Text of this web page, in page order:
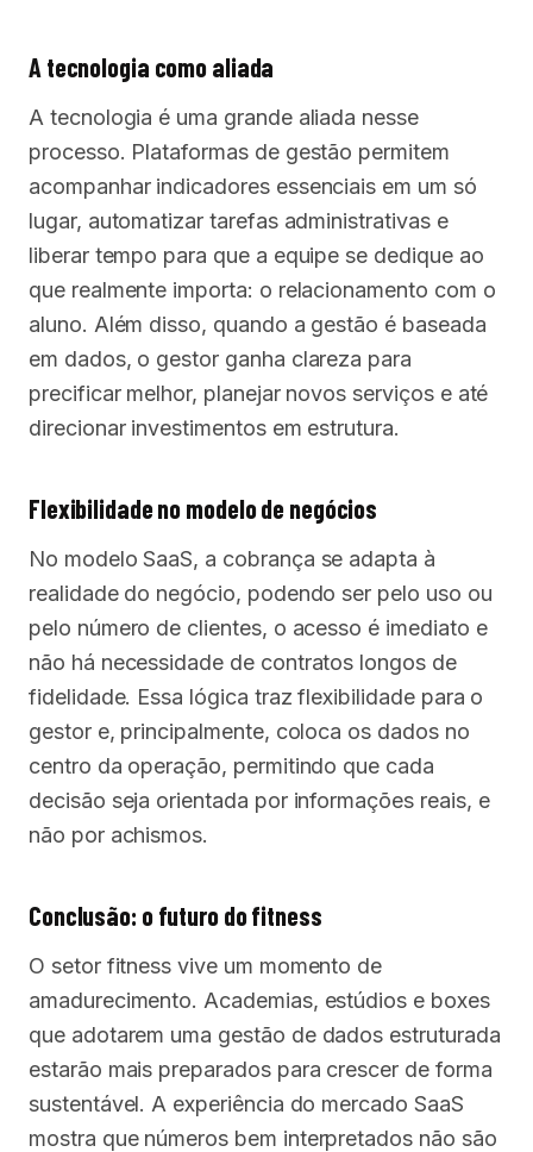
A tecnologia como aliada
A tecnologia é uma grande aliada nesse
processo. Plataformas de gestão permitem
acompanhar indicadores essenciais em um só
lugar, automatizar tarefas administrativas e
liberar tempo para que a equipe se dedique ao
que realmente importa: o relacionamento com o
aluno. Além disso, quando a gestão é baseada
em dados, o gestor ganha clareza para
precificar melhor, planejar novos serviços e até
direcionar investimentos em estrutura.
Flexibilidade no modelo de negócios
No modelo SaaS, a cobrança se adapta à
realidade do negócio, podendo ser pelo uso ou
pelo número de clientes, o acesso é imediato e
não há necessidade de contratos longos de
fidelidade. Essa lógica traz flexibilidade para o
gestor e, principalmente, coloca os dados no
centro da operação, permitindo que cada
decisão seja orientada por informações reais, e
não por achismos.
Conclusão: o futuro do fitness
O setor fitness vive um momento de
amadurecimento. Academias, estúdios e boxes
que adotarem uma gestão de dados estruturada
estarão mais preparados para crescer de forma
sustentável. A experiência do mercado SaaS
mostra que números bem interpretados não são